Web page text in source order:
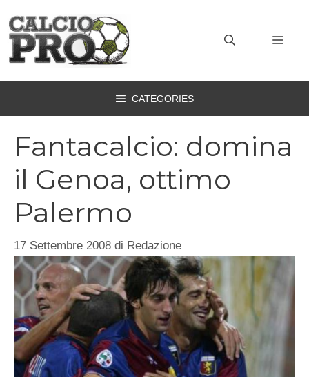
contenuto
CATEGORIES
Fantacalcio: domina
il Genoa, ottimo
Palermo
17 Settembre 2008 di Redazione